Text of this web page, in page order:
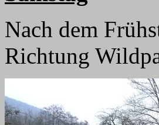
Nach dem
Richtung